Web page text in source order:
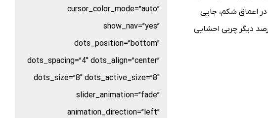
اعماق شکم، جایی
های داخلی شما قرار دارند، یافت می شود. برای اکثر افراد، حدود 90 درصد چربی بدن زیر پوست است. 10 درصد دیگر چربی احشایی
cursor_color_mode=”auto”
show_nav=”yes”
dots_position=”bottom”
dots_spacing=”4″ dots_align=”center”
dots_size=”8″ dots_active_size=”8″
slider_animation=”fade”
animation_direction=”left”